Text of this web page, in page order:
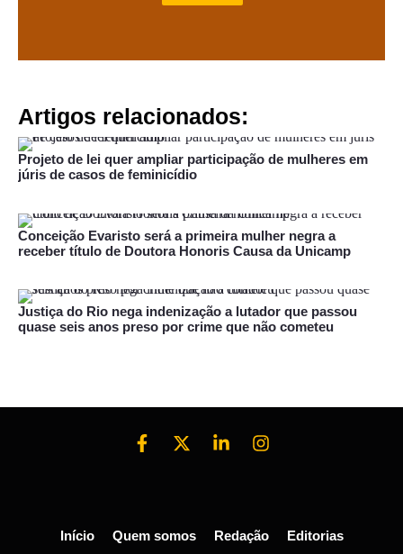
Artigos relacionados:
Projeto de lei quer ampliar participação de mulheres em
júris de casos de feminicídio
Conceição Evaristo será a primeira mulher negra a
receber título de Doutora Honoris Causa da Unicamp
Justiça do Rio nega indenização a lutador que passou
quase seis anos preso por crime que não cometeu
Início Quem somos Redação Editorias